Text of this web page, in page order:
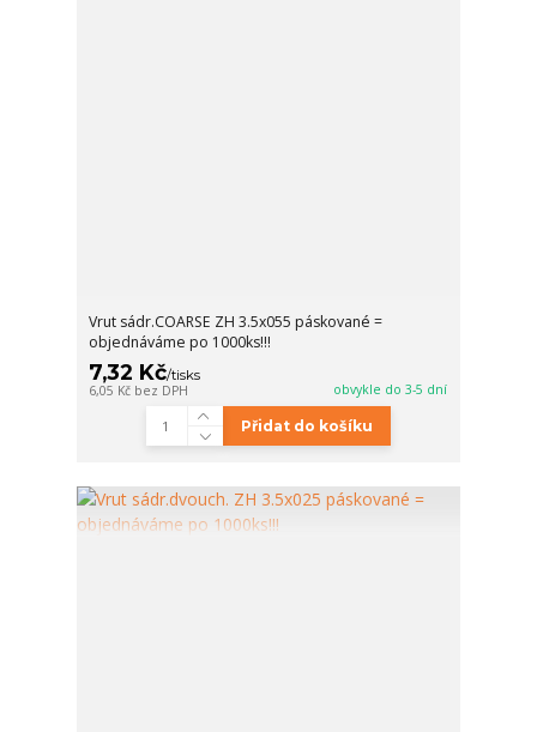
Vrut sádr.COARSE ZH 3.5x055 páskované =
objednáváme po 1000ks!!!
7,32 Kč/tisks
6,05 Kč bez DPH obvykle do 3-5 dní
Přidat do košíku